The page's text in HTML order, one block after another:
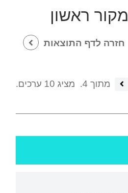
מקור ראשון
חזרה לדף התוצאות
מתוך 4.
מציג 10 ערכים.